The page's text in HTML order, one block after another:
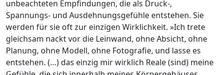
unbeachteten Empfindungen, die als Druck-,
Spannungs- und Ausdehnungsgefühle entstehen. Sie
werden für sie oft zur einzigen Wirklichkeit. »Ich trete
gleichsam nackt vor die Leinwand, ohne Absicht, ohne
Planung, ohne Modell, ohne Fotografie, und lasse es
entstehen. (…) das einzig mir wirklich Reale (sind) meine